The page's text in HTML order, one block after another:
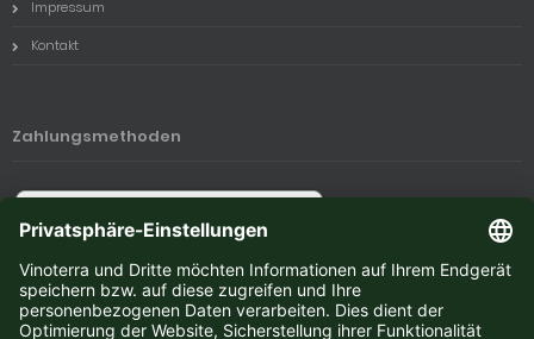
Impressum
Kontakt
Zahlungsmethoden